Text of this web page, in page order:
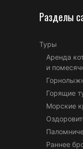
Разделы
Туры
Аренда
и
Горящие
Морские
Раннее